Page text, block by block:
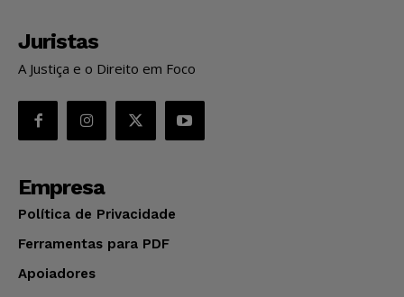
Juristas
A Justiça e o Direito em Foco
Empresa
Política de Privacidade
Ferramentas para PDF
Apoiadores